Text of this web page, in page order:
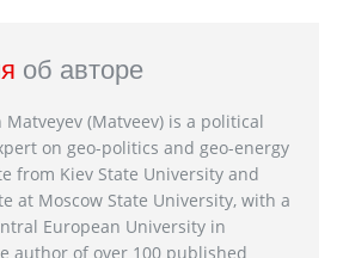
об авторе
(Matveev) is a political
on geo-politics and geo-energy
from Kiev State University and
at Moscow State University, with a
European University in
author of over 100 published